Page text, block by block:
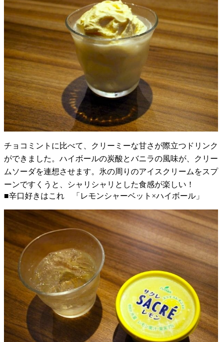
チョコミントに比べて、クリーミーな甘さが際立つドリンク
ができました。ハイボールの炭酸とバニラの風味が、クリー
ムソーダを連想させます。氷の周りのアイスクリームをスプ
ーンですくうと、シャリシャリとした食感が楽しい！
■辛口好きはこれ 「レモンシャーベット×ハイボール」